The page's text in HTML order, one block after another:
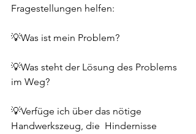
Fragestellungen helfen:
💡Was ist mein Problem?
💡Was steht der Lösung des Problems
im Weg?
💡Verfüge ich über das nötige
Handwerkszeug, die  Hindernisse